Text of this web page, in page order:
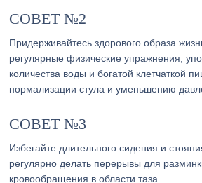
СОВЕТ №2
Придерживайтесь здорового образа
регулярные физические упражнения,
количества воды и богатой клетчаткой
нормализации стула и уменьшению
СОВЕТ №3
Избегайте длительного сидения и
регулярно делать перерывы для
кровообращения в области таза.